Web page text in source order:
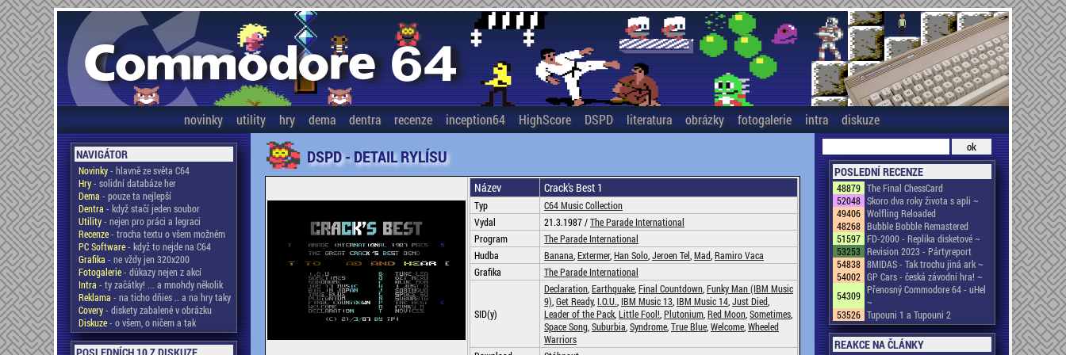
novinky utility hry dema dentra recenze inception64 HighScore DSPD literatura obrázky fotogalerie intra diskuze
NAVIGÁTOR
Novinky- hlavně ze světa C64
Hry- solidní databáze her
Dema - pouze ta nejlepší
Dentra - když stačí jeden soubor
Utility- nejen pro práci a legraci
Recenze- trocha textu o všem možném
PC Software- když to nejde na C64
Grafika - ne vždy jen 320x200
Fotogalerie- důkazy nejen z akcí
Intra - ty začátky! ... a mnohdy několik
Reklama - na ticho dňies .. a na hry taky
Covery- diskety zabalené v obrázku
Diskuze- o všem, o ničem a tak
DSPD - DETAIL RYLÍSU
Název Crack's Best 1
Typ
C64 Music Collection
Vydal
21.3.1987 /The Parade International
Program
The Parade International
Hudba
Banana Extermer, Han Solo Jeroen Tel Mad Ramiro Vaca
Grafika
The Parade International
SID(y)
Declaration Earthquake Final Countdown Funky Man (IBM Music
9) Get Ready, I.O.U. IBM Music 13 IBM Music 14 Just Died
Leader of the Pack Little Fool! Plutonium Red Moon Sometimes
Space Song Suburbia Syndrome True Blue Welcome Wheeled
Warriors
POSLEDNÍ RECENZE
48879 The Final ChessCard
52048 Skoro dva roky života s apli ~
49406 Wolfling Reloaded
48268 Bubble Bobble Remastered
51597 FD-2000 - Replika disketové ~
53253 Revision 2023 - Pártyreport
54838 8MIDAS - Tak trochu jiná ark ~
54002 GP Cars - česká závodní hra! ~
54309 Přenosný Commodore 64 - uHel
~
53526 Tupouni 1 a Tupouni 2
REAKCE NA ČLÁNKY